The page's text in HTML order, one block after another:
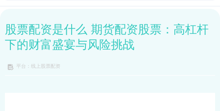
股票配资是什么 期货配资股票：高杠杆
下的财富盛宴与风险挑战
平台：线上股票配资